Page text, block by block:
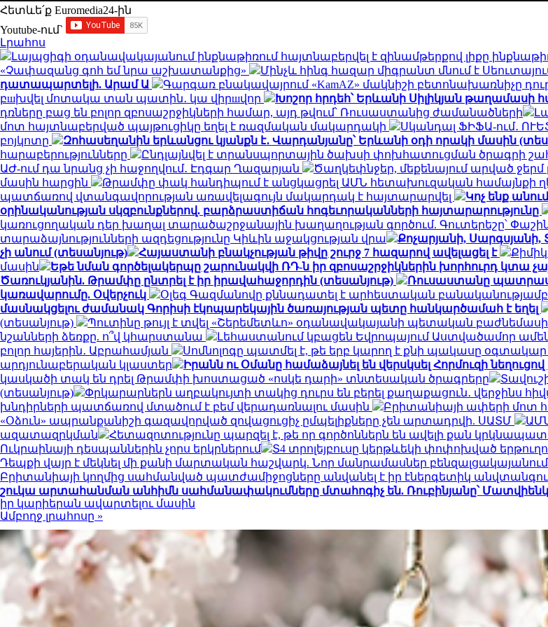
Հետևե՛ք Euromedia24-ին
Youtube-ում`
Լրահոս
Լայպցիգի օդանավակայանում ինքնաթիռում հայտնաբերվել է զինամթերքով լիքը
«Չափազանց գոհ եմ նրա աշխատանքից»
Մինչև հինգ հազար միգրանտ մնում է
դատապարտելի. Արամ Ա
Գարգառ բնակավայրում «KamAZ» մակնիշի բետոնախառնիչը
բшխվել մոտակա տան պատին․ կա վիրшվոր
Խոշոր հրդեհ՝ Երևանի Սիլիկյան թաղամասի
դռները բաց են բոլոր զբոսաշրջիկների համար, այդ թվում՝ Ռուսաստանից ժամանածների
մոտ հայտնաբերված պայթուցիկը եղել է ռազմական մակարդակի
Սկանդալ ՖԻՖԱ-ում․
բոյկոտը
Զոհասեղանին երևանցու կյանքն է․ Վարդանյանը՝ Երևանի օդի որակի մասին
հարաբերությունները
Ընդլայնվել է տրանսպորտային ծախսի փոխհատուցման ծրագրի
ԱԺ-ում դա նրանց չի հաջողվում․ Էդգար Ղազարյան
Ծաղկեփնջեր, մեքենայում արված ջերմ
մասին հարցին
Թրամփը փակ հանդիպում է անցկացրել ԱՄՆ հետախուզական համայնքի
պատճառով վտանգավորության առավելագույն մակարդակ է հայտարարվել
Կոչ ենք
օրինականության սկզբունքներով. բարձրաստիճան հոգեւորականների հայտարարությունը
կառուցողական դեր խաղալ տարածաշրջանային խաղաղության գործում. Գուտերեշը՝
տարաձայնությունների ազդեցությունը Կիևին աջակցության վրա
Քոչարյանի, Սարգսյանի,
չի անում (տեսանյութ)
Հայաստանի բնակչության թիվը շուրջ 7 հազարով ավելացել է
մասին
Եթե նման գործելակերպը շարունակվի ՌԴ-ն իր զբոսաշրջիկներին խորհուրդ կտա
Ծառուկյանին. Թրամփը ընտրել է իր իրավահաջորդին (տեսանյութ)
Ռուսաստանը
կառավարումը. Օվերչուկ
Օլեգ Գազմանովը քննադատել է արհեստական
մասնակցելու ժամանակ Գորիսի էկոպարեկային ծառայության պետը հանկարծամահ է եղել
(տեսանյութ)
Պուտինը թույլ է տվել «Շերեմետևո» օդանավակայանի պետական
նշանների ձեռքը. ո՞վ կհարստանա
Լեհաստանում կբացեն Եվրոպայում Աստվածամոր
բոլոր հայերին․ Աբրահամյան
Սոմնոլոգը պատմել է, թե երբ կարող է քնի պակասը օգտակար
արդյունաբերական կլաստեր
Իրանն ու Օմանը համաձայնել են վերսկսել Հորմուզի
կասկածի տակ են դրել Թրամփի խոստացած «ոսկե դարի» տնտեսական ծրագրերը
(տեսանյութ)
Փրկարարներն աղբակույտի տակից դուրս են բերել քաղաքացուն․ վերջինս
խնդիրների պատճառով մտածում է բեմ վերադառնալու մասին
Բրիտանիայի ափերի մոտ
«Օձուն» ապրանքանիշի գազավորված զովացուցիչ ըմպելիքները չեն արտադրվի. ՍԱՏՄ
ազատազրկման
Հետազոտությունը պարզել է, թե որ գործոններն են ավելի քան
Ուկրաինայի դեսպաններին չորս երկրներում
Տ4 տրոլեյբուսը կերթևեկի փոփոխված
Դեպքի վայր է մեկնել մի քանի մարտական հաշվարկ. Նոր մանրամասներ բենզալցակայանում
Բրիտանիայի կողմից սահմանված պատժամիջոցները անվանել է իր էներգետիկ
շուկա արտահանման անհիմն սահմանափակումները մտահոգիչ են. Ռուբինյանը՝
իր կարիերան ավարտելու մասին
Ամբողջ լրահոսը »